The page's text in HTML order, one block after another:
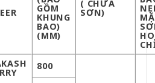
GỒM
KHUNG
BAO)
(MM)
( CHƯA
SƠN)
ASH 800